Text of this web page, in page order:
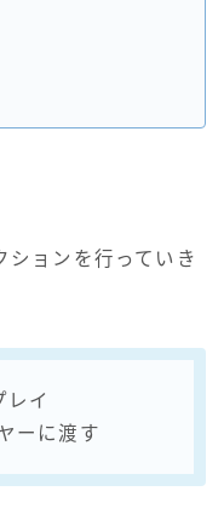
ションを行っていき
イ
ーに渡す